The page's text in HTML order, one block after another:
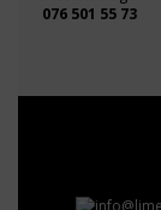
076 501 55 73